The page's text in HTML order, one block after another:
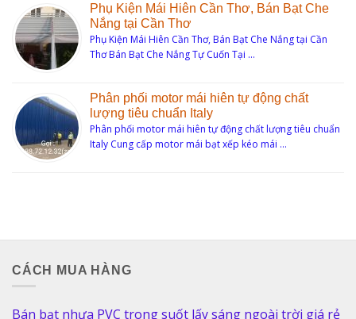
Phụ Kiện Mái Hiên Cần Thơ, Bán Bạt Che
Nắng tại Cần Thơ
Phụ Kiện Mái Hiên Cần Thơ, Bán Bạt Che Nắng tại Cần
Thơ Bán Bạt Che Nắng Tự Cuốn Tại …
Phân phối motor mái hiên tự động chất
lượng tiêu chuẩn Italy
Phân phối motor mái hiên tự động chất lượng tiêu chuẩn
Italy Cung cấp motor mái bạt xếp kéo mái …
CÁCH MUA HÀNG
Bán bạt nhựa PVC trong suốt lấy sáng ngoài trời giá rẻ